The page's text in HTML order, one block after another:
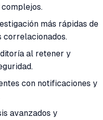
más rápidas de
correlacionados.
al retener y
con notificaciones y
avanzados y